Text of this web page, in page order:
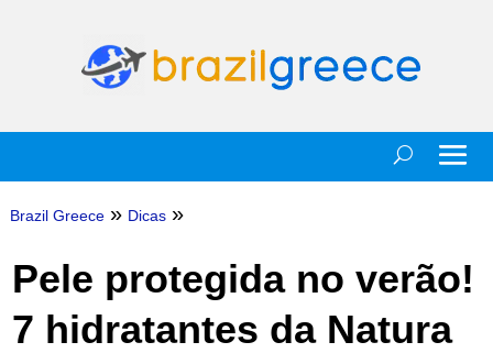
Brazil Greece » Dicas »
Pele protegida no verão!
7 hidratantes da Natura